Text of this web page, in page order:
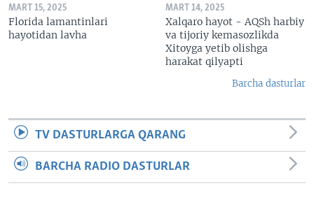
MART 15, 2025
Florida lamantinlari
hayotidan lavha
MART 14, 2025
Xalqaro hayot - AQSh harbiy
va tijoriy kemasozlikda
Xitoyga yetib olishga
harakat qilyapti
Barcha dasturlar
TV DASTURLARGA QARANG
BARCHA RADIO DASTURLAR